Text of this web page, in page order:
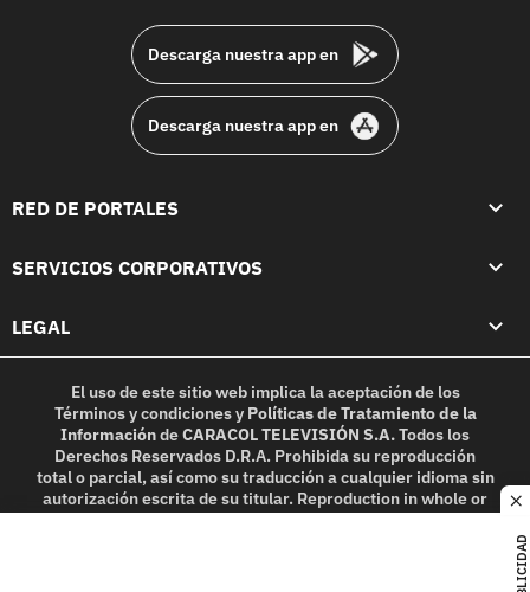
PUBLICIDAD
Descarga nuestra app en
Descarga nuestra app en
RED DE PORTALES
SERVICIOS CORPORATIVOS
LEGAL
El uso de este sitio web implica la aceptación de los
Términos y condicionesy Políticas de Tratamiento de la
InformacióndeCARACOL TELEVISIÓN S.A.Todos los
Derechos Reservados D.R.A. Prohibida su reproducción
total o parcial, así como su traducción a cualquier idioma sin
autorización escrita de su titular. Reproduction in whole or
in part, or translation without written permission is